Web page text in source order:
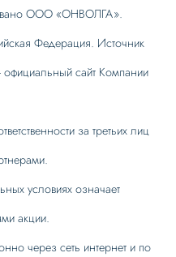
ООО «ОНВОЛГА».
Федерация. Источник
сайт Компании
за третьих лиц
условиях означает
акции.
через сеть интернет и по